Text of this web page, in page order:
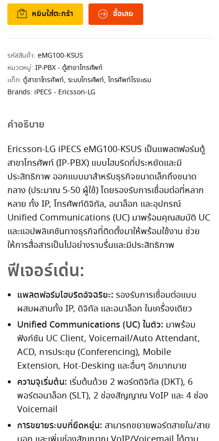
หยิบใส่ตะกร้า ซื้อเลย
รหัสสินค้า: eMG100-KSUS
หมวดหมู่: IP-PBX - ตู้สาขาโทรศัพท์
แท็ก:ตู้สาขาโทรศัพท์, ระบบโทรศัพท์, โทรศัพท์โรงแรม
Brands: iPECS - Ericsson-LG
คำอธิบาย
Ericsson-LG iPECS eMG100-KSUS เป็นแพลตฟอร์มตู้
สาขาโทรศัพท์ (IP-PBX) แบบไฮบริดที่ประหยัดและมี
ประสิทธิภาพ ออกแบบมาสำหรับธุรกิจขนาดเล็กถึงขนาด
กลาง (ประมาณ 5-50 ผู้ใช้) โดยรองรับการเชื่อมต่อที่หลาก
หลาย ทั้ง IP, โทรศัพท์ดิจิทัล, อนาล็อก และอุปกรณ์
Unified Communications (UC) มาพร้อมคุณสมบัติ UC
และแอปพลิเคชันทางธุรกิจที่ติดตั้งมาให้พร้อมใช้งาน ช่วย
ให้การสื่อสารเป็นไปอย่างราบรื่นและมีประสิทธิภาพ
ฟีเจอร์เด่น:
แพลตฟอร์มไฮบริดอัจฉริยะ: รองรับการเชื่อมต่อแบบ
ผสมผสานทั้ง IP, ดิจิทัล และอนาล็อก ในเครื่องเดียว
Unified Communications (UC) ในตัว: มาพร้อม
ฟังก์ชัน UC Client, Voicemail/Auto Attendant,
ACD, การประชุม (Conferencing), Mobile
Extension, Hot-Desking และอื่นๆ อีกมากมาย
ความจุเริ่มต้น: เริ่มต้นด้วย 2 พอร์ตดิจิทัล (DKT), 6
พอร์ตอนาล็อก (SLT), 2 ช่องสัญญาณ VoIP และ 4 ช่อง
Voicemail
การขยายระบบที่ยืดหยุ่น: สามารถขยายพอร์ตสายใน/สาย